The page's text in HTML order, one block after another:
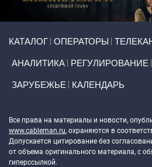
КАТАЛОГ ОПЕРАТОРЫ
АНАЛИТИКА РЕГУЛИРОВАНИЕ
ЗАРУБЕЖЬЕ КАЛЕНДАРЬ
Все права на материалы и новости,
www.cableman.ru, охраняются в
Допускается цитирование без
от объема оригинального материала, с
гиперссылкой.